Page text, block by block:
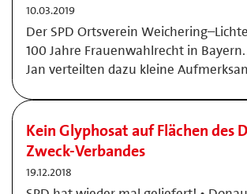
10.03.2019
Der SPD Ortsverein
100 Jahre Frauenwahlrecht in
Jan verteilten dazu kleine
Kein Glyphosat auf Flächen des
Zweck-Verbandes
19.12.2018